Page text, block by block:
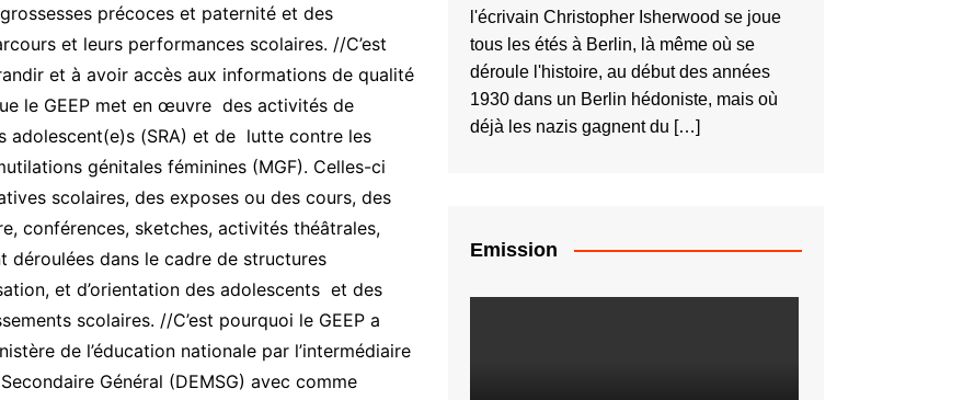
précoces et paternité et des
et leurs performances scolaires. //C’est
et à avoir accès aux informations de qualité
le GEEP met en œuvre des activités de
adolescent(e)s (SRA) et de lutte contre les
génitales féminines (MGF). Celles-ci
scolaires, des exposes ou des cours, des
conférences, sketches, activités théâtrales,
dans le cadre de structures
et d’orientation des adolescents et des
scolaires. //C’est pourquoi le GEEP a
de l’éducation nationale par l’intermédiaire
Général (DEMSG) avec comme
l'écrivain Christopher Isherwood se joue
tous les étés à Berlin, là même où se
déroule l'histoire, au début des années
1930 dans un Berlin hédoniste, mais où
déjà les nazis gagnent du […]
Emission